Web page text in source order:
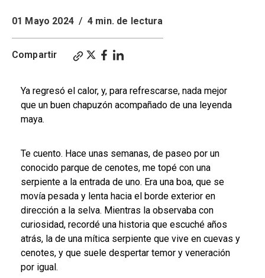
01 Mayo 2024 / 4 min. de lectura
Compartir
Ya regresó el calor, y, para refrescarse, nada mejor
que un buen chapuzón acompañado de una leyenda
maya.
Te cuento. Hace unas semanas, de paseo por un
conocido parque de cenotes, me topé con una
serpiente a la entrada de uno. Era una boa, que se
movía pesada y lenta hacia el borde exterior en
dirección a la selva. Mientras la observaba con
curiosidad, recordé una historia que escuché años
atrás, la de una mítica serpiente que vive en cuevas y
cenotes, y que suele despertar temor y veneración
por igual.